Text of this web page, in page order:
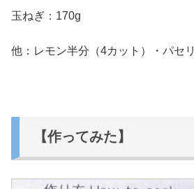
玉ねぎ：170g
他：レモン半分（4カット）・パセリ
【作ってみた】